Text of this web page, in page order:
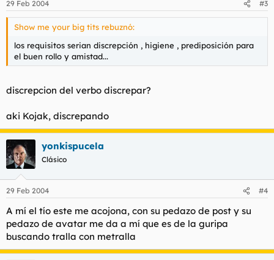
29 Feb 2004 #3
Show me your big tits rebuznó:
los requisitos serian discrepción , higiene , prediposición para
el buen rollo y amistad...
discrepcion del verbo discrepar?
aki Kojak, discrepando
yonkispucela
Clásico
29 Feb 2004 #4
A mí el tío este me acojona, con su pedazo de post y su
pedazo de avatar me da a mí que es de la guripa
buscando tralla con metralla